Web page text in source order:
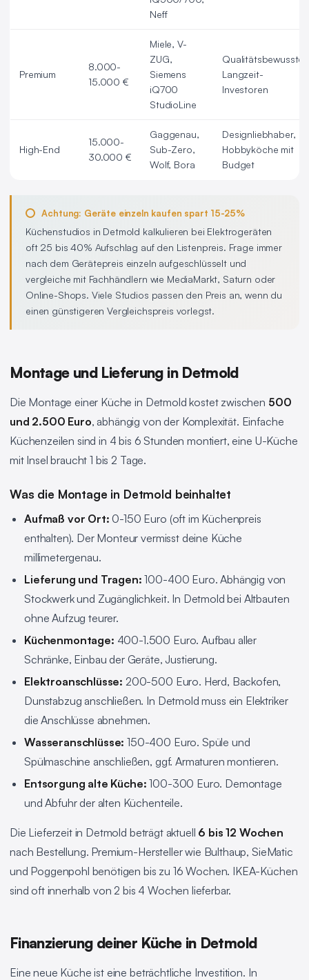
Neff
Premium
8.000-
15.000 €
Miele, V-
ZUG,
Siemens
iQ700
StudioLine
Qualitätsbewusste
Langzeit-
Investoren
High-End
15.000-
30.000 €
Gaggenau,
Sub-Zero,
Wolf, Bora
Designliebhaber,
Hobbyköche mit
Budget
Achtung: Geräte einzeln kaufen spart 15-25%
Küchenstudios in Detmold kalkulieren bei Elektrogeräten
oft 25 bis 40% Aufschlag auf den Listenpreis. Frage immer
nach dem Gerätepreis einzeln aufgeschlüsselt und
vergleiche mit Fachhändlern wie MediaMarkt, Saturn oder
Online-Shops. Viele Studios passen den Preis an, wenn du
einen günstigeren Vergleichspreis vorlegst.
Montage und Lieferung in Detmold
Die Montage einer Küche in Detmold kostet zwischen 500
und 2.500 Euro, abhängig von der Komplexität. Einfache
Küchenzeilen sind in 4 bis 6 Stunden montiert, eine U-Küche
mit Insel braucht 1 bis 2 Tage.
Was die Montage in Detmold beinhaltet
Aufmaß vor Ort: 0-150 Euro (oft im Küchenpreis
enthalten). Der Monteur vermisst deine Küche
millimetergenau.
Lieferung und Tragen: 100-400 Euro. Abhängig von
Stockwerk und Zugänglichkeit. In Detmold bei Altbauten
ohne Aufzug teurer.
Küchenmontage: 400-1.500 Euro. Aufbau aller
Schränke, Einbau der Geräte, Justierung.
Elektroanschlüsse: 200-500 Euro. Herd, Backofen,
Dunstabzug anschließen. In Detmold muss ein Elektriker
die Anschlüsse abnehmen.
Wasseranschlüsse: 150-400 Euro. Spüle und
Spülmaschine anschließen, ggf. Armaturen montieren.
Entsorgung alte Küche: 100-300 Euro. Demontage
und Abfuhr der alten Küchenteile.
Die Lieferzeit in Detmold beträgt aktuell 6 bis 12 Wochen
nach Bestellung. Premium-Hersteller wie Bulthaup, SieMatic
und Poggenpohl benötigen bis zu 16 Wochen. IKEA-Küchen
sind oft innerhalb von 2 bis 4 Wochen lieferbar.
Finanzierung deiner Küche in Detmold
Eine neue Küche ist eine beträchtliche Investition. In